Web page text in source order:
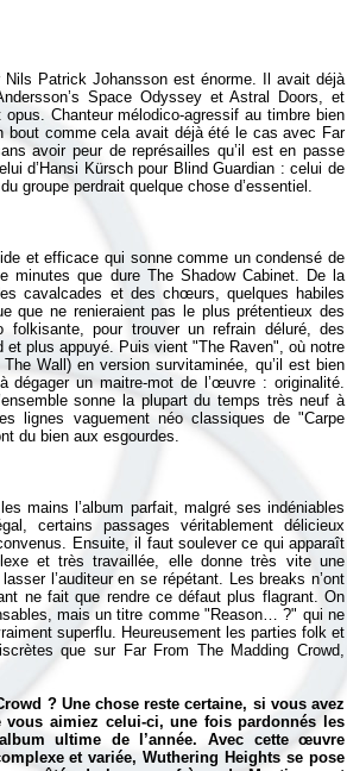
Patrick Johansson est énorme. Il avait déjà
Space Odyssey et Astral Doors, et
Chanteur mélodico-agressif au timbre bien
bout comme cela avait déjà été le cas avec Far
avoir peur de représailles qu’il est en passe
d’Hansi Kürsch pour Blind Guardian : celui de
et efficace qui sonne comme un condensé de
minutes que dure The Shadow Cabinet. De la
cavalcades et des chœurs, quelques habiles
que ne renieraient pas le plus prétentieux des
folkisante, pour trouver un refrain déluré, des
plus appuyé. Puis vient "The Raven", où notre
The Wall ) en version survitaminée, qu’il est bien
dégager un maitre-mot de l’œuvre : originalité.
sonne la plupart du temps très neuf à
lignes vaguement néo classiques de "Carpe
mains l’album parfait, malgré ses indéniables
certains passages véritablement délicieux
Ensuite, il faut soulever ce qui apparaît
et très travaillée, elle donne très vite une
l’auditeur en se répétant. Les breaks n’ont
ne fait que rendre ce défaut plus flagrant. On
mais un titre comme "Reason… ?" qui ne
superflu. Heureusement les parties folk et
que sur Far From The Madding Crowd,
? Une chose reste certaine, si vous avez
aimiez celui-ci, une fois pardonnés les
ultime de l’année. Avec cette œuvre
et variée, Wuthering Heights se pose